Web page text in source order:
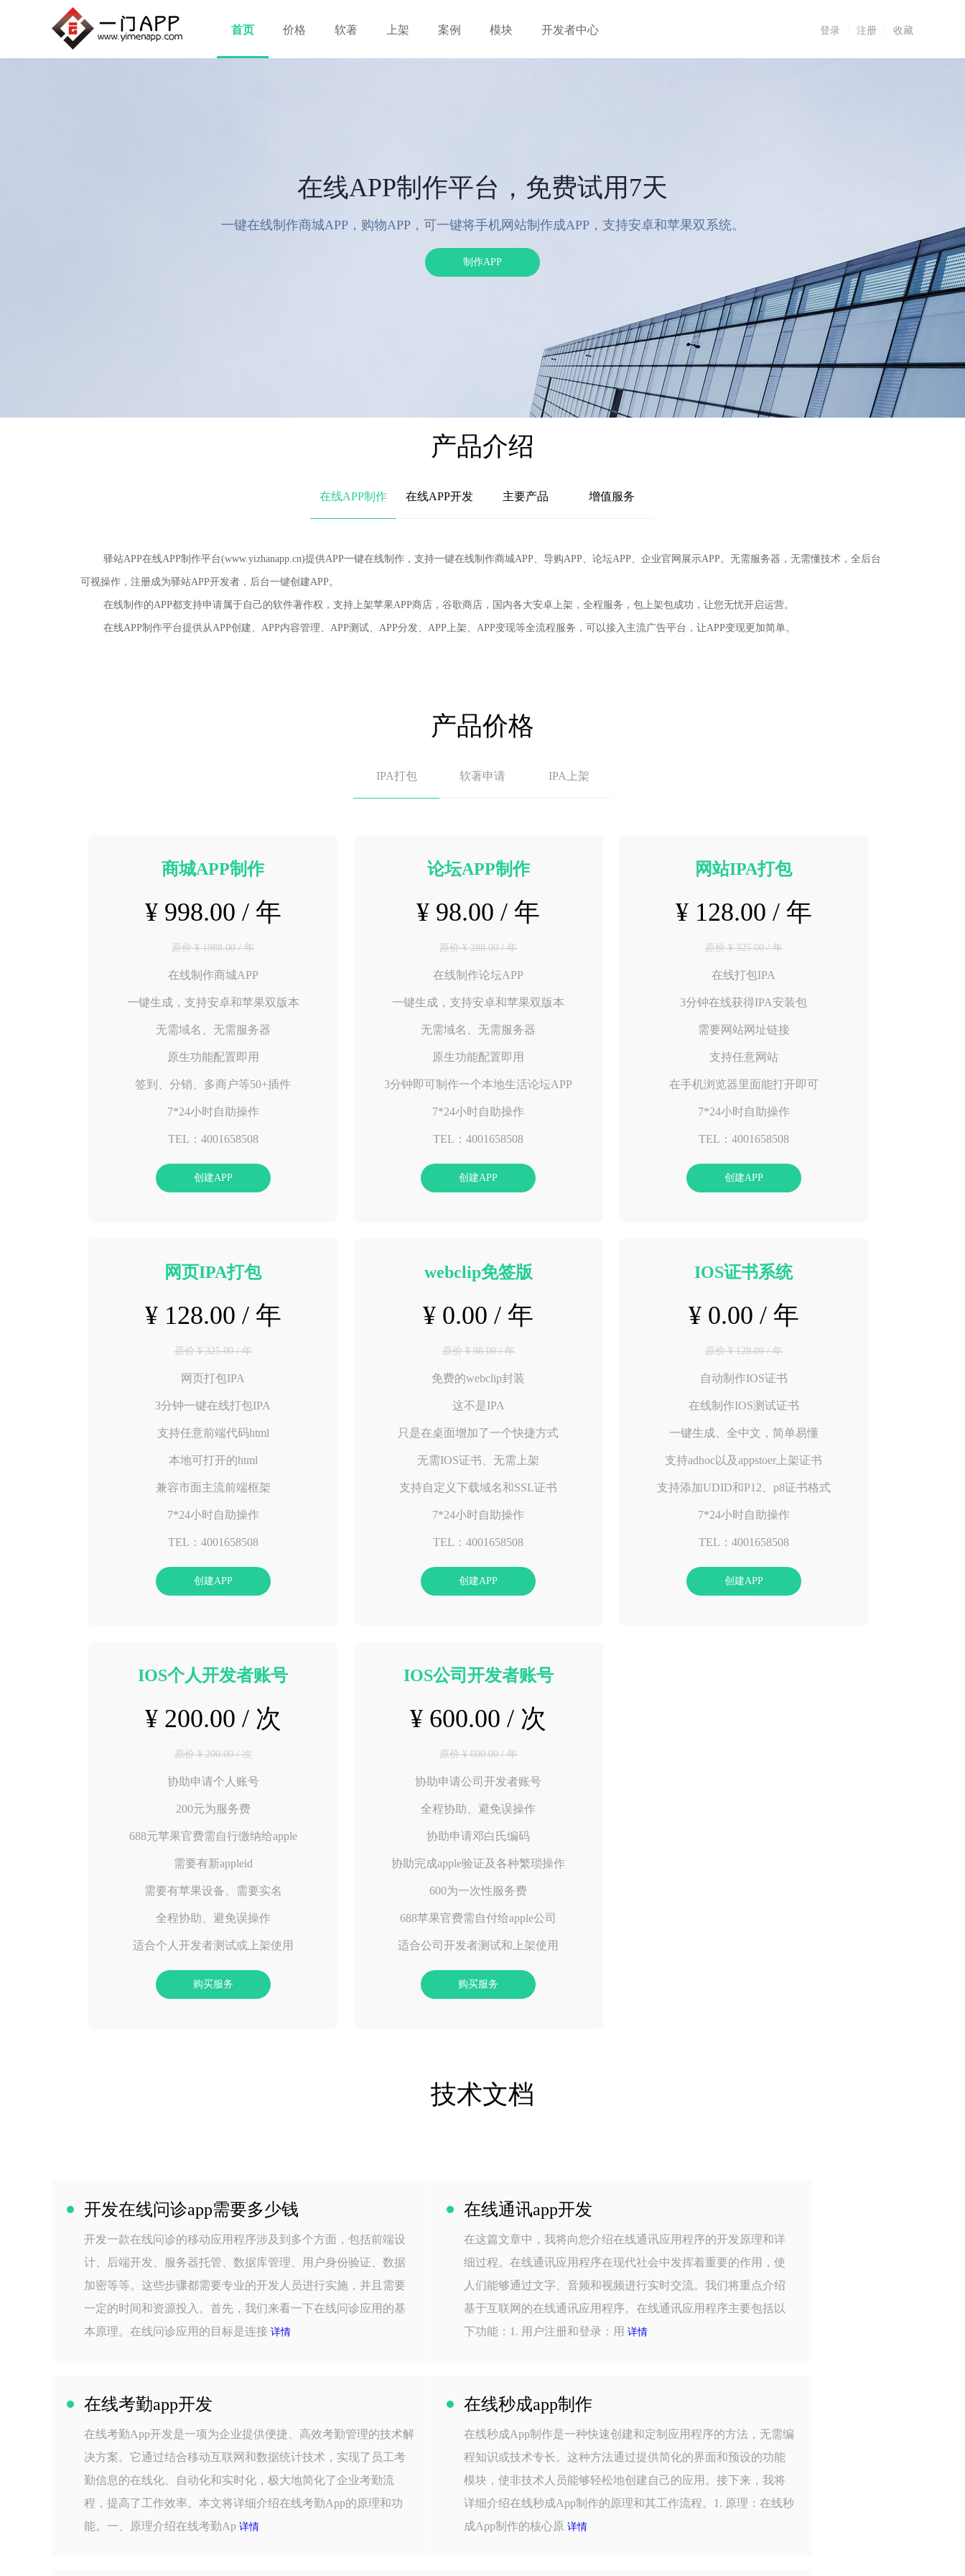
登录 注册 收藏
首页 价格 软著 上架 案例 模块 开发者中心
在线APP制作平台，免费试用7天
一键在线制作商城APP，购物APP，可一键将手机网站制作成APP，支持安卓和苹果双系统。
制作APP
产品介绍
在线APP制作 在线APP开发 主要产品 增值服务
驿站APP在线APP制作平台(www.yizhanapp.cn)提供APP一键在线制作，支持一键在线制作商城APP、导购APP、论坛APP、企业官网展示APP。无需服务器，无需懂技术，全后台
可视操作，注册成为驿站APP开发者，后台一键创建APP。
在线制作的APP都支持申请属于自己的软件著作权，支持上架苹果APP商店，谷歌商店，国内各大安卓上架，全程服务，包上架包成功，让您无忧开启运营。
在线APP制作平台提供从APP创建、APP内容管理、APP测试、APP分发、APP上架、APP变现等全流程服务，可以接入主流广告平台，让APP变现更加简单。
产品价格
IPA打包 软著申请 IPA上架
商城APP制作
¥ 998.00 / 年
原价 ¥ 1988.00 / 年
在线制作商城APP
一键生成，支持安卓和苹果双版本
无需域名、无需服务器
原生功能配置即用
签到、分销、多商户等50+插件
7*24小时自助操作
TEL：4001658508
创建APP
论坛APP制作
¥ 98.00 / 年
原价 ¥ 288.00 / 年
在线制作论坛APP
一键生成，支持安卓和苹果双版本
无需域名、无需服务器
原生功能配置即用
3分钟即可制作一个本地生活论坛APP
7*24小时自助操作
TEL：4001658508
创建APP
网站IPA打包
¥ 128.00 / 年
原价 ¥ 325.00 / 年
在线打包IPA
3分钟在线获得IPA安装包
需要网站网址链接
支持任意网站
在手机浏览器里面能打开即可
7*24小时自助操作
TEL：4001658508
创建APP
网页IPA打包
¥ 128.00 / 年
原价 ¥ 325.00 / 年
网页打包IPA
3分钟一键在线打包IPA
支持任意前端代码html
本地可打开的html
兼容市面主流前端框架
7*24小时自助操作
TEL：4001658508
创建APP
webclip免签版
¥ 0.00 / 年
原价 ¥ 98.00 / 年
免费的webclip封装
这不是IPA
只是在桌面增加了一个快捷方式
无需IOS证书、无需上架
支持自定义下载域名和SSL证书
7*24小时自助操作
TEL：4001658508
创建APP
IOS证书系统
¥ 0.00 / 年
原价 ¥ 128.00 / 年
自动制作IOS证书
在线制作IOS测试证书
一键生成、全中文，简单易懂
支持adhoc以及appstoer上架证书
支持添加UDID和P12、p8证书格式
7*24小时自助操作
TEL：4001658508
创建APP
IOS个人开发者账号
¥ 200.00 / 次
原价 ¥ 200.00 / 次
协助申请个人账号
200元为服务费
688元苹果官费需自行缴纳给apple
需要有新appleid
需要有苹果设备、需要实名
全程协助、避免误操作
适合个人开发者测试或上架使用
购买服务
IOS公司开发者账号
¥ 600.00 / 次
原价 ¥ 600.00 / 年
协助申请公司开发者账号
全程协助、避免误操作
协助申请邓白氏编码
协助完成apple验证及各种繁琐操作
600为一次性服务费
688苹果官费需自付给apple公司
适合公司开发者测试和上架使用
购买服务
技术文档
开发在线问诊app需要多少钱
开发一款在线问诊的移动应用程序涉及到多个方面，包括前端设
计、后端开发、服务器托管、数据库管理、用户身份验证、数据
加密等等。这些步骤都需要专业的开发人员进行实施，并且需要
一定的时间和资源投入。首先，我们来看一下在线问诊应用的基
本原理。在线问诊应用的目标是连接详情
在线通讯app开发
在这篇文章中，我将向您介绍在线通讯应用程序的开发原理和详
细过程。在线通讯应用程序在现代社会中发挥着重要的作用，使
人们能够通过文字、音频和视频进行实时交流。我们将重点介绍
基于互联网的在线通讯应用程序。在线通讯应用程序主要包括以
下功能：1. 用户注册和登录：用详情
在线考勤app开发
在线考勤App开发是一项为企业提供便捷、高效考勤管理的技术解
决方案。它通过结合移动互联网和数据统计技术，实现了员工考
勤信息的在线化、自动化和实时化，极大地简化了企业考勤流
程，提高了工作效率。本文将详细介绍在线考勤App的原理和功
能。一、原理介绍在线考勤Ap详情
在线秒成app制作
在线秒成App制作是一种快速创建和定制应用程序的方法，无需编
程知识或技术专长。这种方法通过提供简化的界面和预设的功能
模块，使非技术人员能够轻松地创建自己的应用。接下来，我将
详细介绍在线秒成App制作的原理和其工作流程。1. 原理：在线秒
成App制作的核心原详情